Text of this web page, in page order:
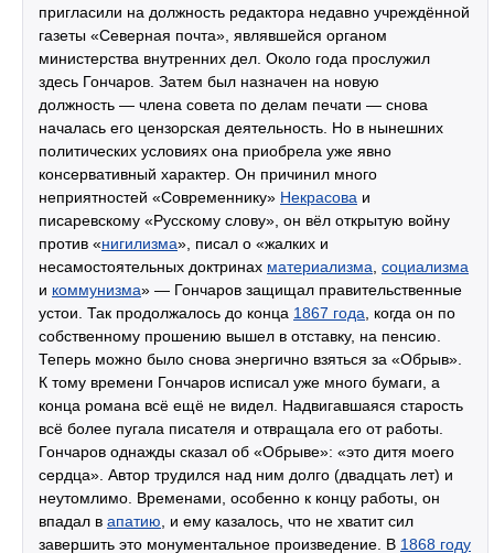
пригласили на должность редактора недавно учреждённой
газеты «Северная почта», являвшейся органом
министерства внутренних дел. Около года прослужил
здесь Гончаров. Затем был назначен на новую
должность — члена совета по делам печати — снова
началась его цензорская деятельность. Но в нынешних
политических условиях она приобрела уже явно
консервативный характер. Он причинил много
неприятностей «Современнику» Некрасова и
писаревскому «Русскому слову», он вёл открытую войну
против «нигилизма», писал о «жалких и
несамостоятельных доктринах материализма социализма
и коммунизма» — Гончаров защищал правительственные
устои. Так продолжалось до конца 1867 года , когда он по
собственному прошению вышел в отставку, на пенсию.
Теперь можно было снова энергично взяться за «Обрыв».
К тому времени Гончаров исписал уже много бумаги, а
конца романа всё ещё не видел. Надвигавшаяся старость
всё более пугала писателя и отвращала его от работы.
Гончаров однажды сказал об «Обрыве»: «это дитя моего
сердца». Автор трудился над ним долго (двадцать лет) и
неутомлимо. Временами, особенно к концу работы, он
впадал в апатию , и ему казалось, что не хватит сил
завершить это монументальное произведение. В 1868 году